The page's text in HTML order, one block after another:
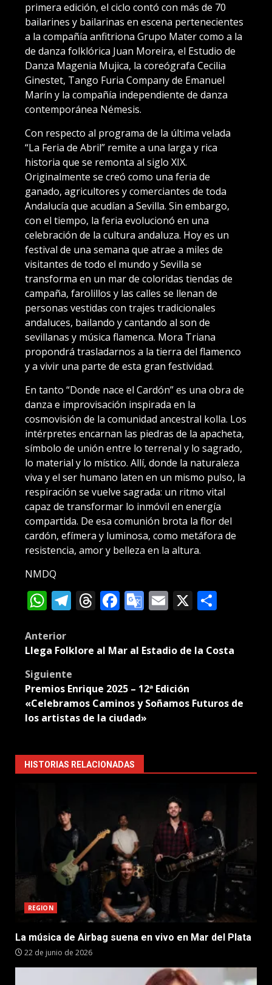
primera edición, el ciclo contó con más de 70
bailarines y bailarinas en escena pertenecientes
a la compañía anfitriona Grupo Mater como a la
de danza folklórica Juan Moreira, el Estudio de
Danza Magenia Mujica, la coreógrafa Cecilia
Ginestet, Tango Furia Company de Emanuel
Marín y la compañía independiente de danza
contemporánea Némesis.
Con respecto al programa de la última velada
“La Feria de Abril” remite a una larga y rica
historia que se remonta al siglo XIX.
Originalmente se creó como una feria de
ganado, agricultores y comerciantes de toda
Andalucía que acudían a Sevilla. Sin embargo,
con el tiempo, la feria evolucionó en una
celebración de la cultura andaluza. Hoy es un
festival de una semana que atrae a miles de
visitantes de todo el mundo y Sevilla se
transforma en un mar de coloridas tiendas de
campaña, farolillos y las calles se llenan de
personas vestidas con trajes tradicionales
andaluces, bailando y cantando al son de
sevillanas y música flamenca. Mora Triana
propondrá trasladarnos a la tierra del flamenco
y a vivir una parte de esta gran festividad.
En tanto “Donde nace el Cardón” es una obra de
danza e improvisación inspirada en la
cosmovisión de la comunidad ancestral kolla. Los
intérpretes encarnan las piedras de la apacheta,
símbolo de unión entre lo terrenal y lo sagrado,
lo material y lo místico. Allí, donde la naturaleza
viva y el ser humano laten en un mismo pulso, la
respiración se vuelve sagrada: un ritmo vital
capaz de transformar lo inmóvil en energía
compartida. De esa comunión brota la flor del
cardón, efímera y luminosa, como metáfora de
resistencia, amor y belleza en la altura.
NMDQ
WhatsApp
Telegram
Threads
Facebook
Google
Email
X
Post
navigation
Anterior
Llega Folklore al Mar al Estadio de la Costa
Siguiente
Premios Enrique 2025 – 12ª Edición
«Celebramos Caminos y Soñamos Futuros de
los artistas de la ciudad»
HISTORIAS RELACIONADAS
REGION
La música de Airbag suena en vivo en Mar del Plata
22 de junio de 2026